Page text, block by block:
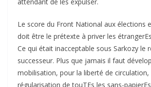
Le score du Front National aux élections
doit être le prétexte à priver les
Ce qui était inacceptable sous Sarkozy le
successeur. Plus que jamais il faut
mobilisation, pour la liberté de circulation,
régularisation de touTEs les sans-